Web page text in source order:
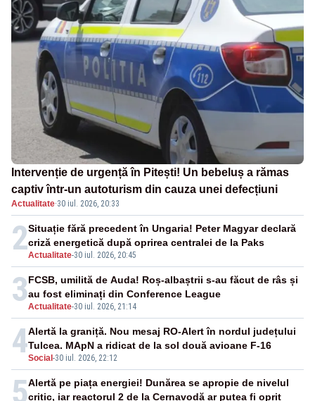
Intervenție de urgență în Pitești! Un bebeluș a rămas
captiv într-un autoturism din cauza unei defecțiuni
Actualitate·30 iul. 2026, 20:33
2Actualitate-30 iul. 2026, 20:45
Situație fără precedent în Ungaria! Peter Magyar declară
criză energetică după oprirea centralei de la Paks
3Actualitate-30 iul. 2026, 21:14
FCSB, umilită de Auda! Roș-albaștrii s-au făcut de râs și
au fost eliminați din Conference League
4Social -30 iul. 2026, 22:12
Alertă la graniță. Nou mesaj RO-Alert în nordul județului
Tulcea. MApN a ridicat de la sol două avioane F-16
5Alertă pe piața energiei! Dunărea se apropie de nivelul
critic, iar reactorul 2 de la Cernavodă ar putea fi oprit